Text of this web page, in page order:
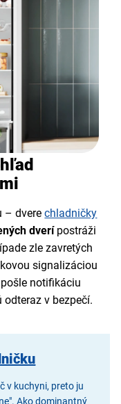
– dverechladničky
dverí postráži
zle zavretých
signalizáciou
pošle notifikáciu
v bezpečí.
v kuchyni, preto ju
Ako dominantný